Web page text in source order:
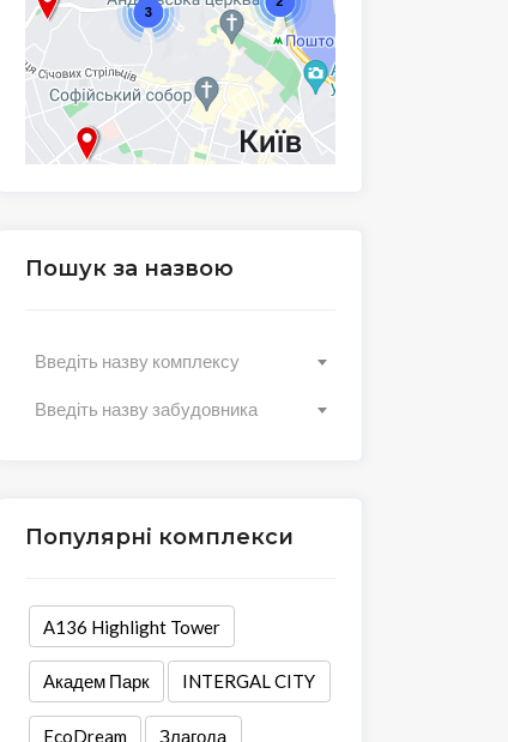
Пошук за назвою
Введіть назву комплексу
Введіть назву забудовника
Популярні комплекси
А136 Highlight Tower
Академ Парк INTERGAL CITY
EcoDream Злагода